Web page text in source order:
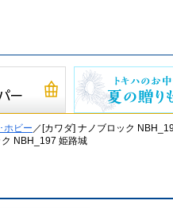
ホビー ／[カワダ] ナノブロック
NBH_197 姫路城